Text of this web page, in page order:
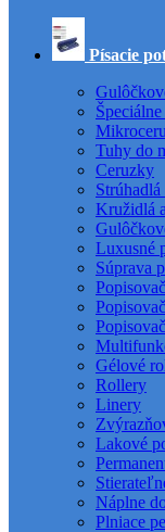
Písacie
Tuhy do
Ceruzky
Kružidlá
Luxusné
Súprava
Gélové
Rollery
Linery
Lakové
Náplne
Plniace